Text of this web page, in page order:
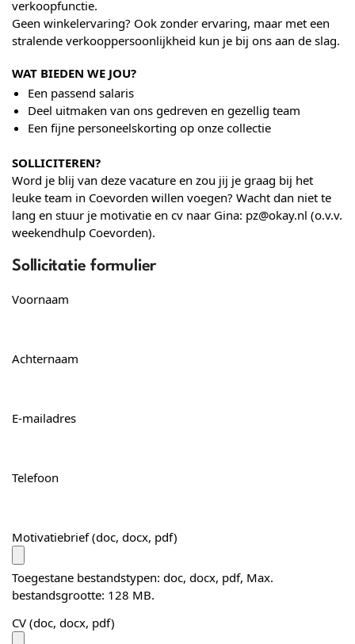
verkoopfunctie.
Geen winkelervaring? Ook zonder ervaring, maar met een
stralende verkooppersoonlijkheid kun je bij ons aan de slag.
WAT BIEDEN WE JOU?
Een passend salaris
Deel uitmaken van ons gedreven en gezellig team​
Een fijne personeelskorting op onze collectie
SOLLICITEREN?
Word je blij van deze vacature en zou jij je graag bij het
leuke team in Coevorden willen voegen? Wacht dan niet te
lang en stuur je motivatie en cv naar Gina: pz@okay.nl (o.v.v.
weekendhulp Coevorden).
Sollicitatie formulier
Voornaam
Achternaam
E-mailadres
Telefoon
Motivatiebrief (doc, docx, pdf)
Toegestane bestandstypen: doc, docx, pdf, Max.
bestandsgrootte: 128 MB.
CV (doc, docx, pdf)